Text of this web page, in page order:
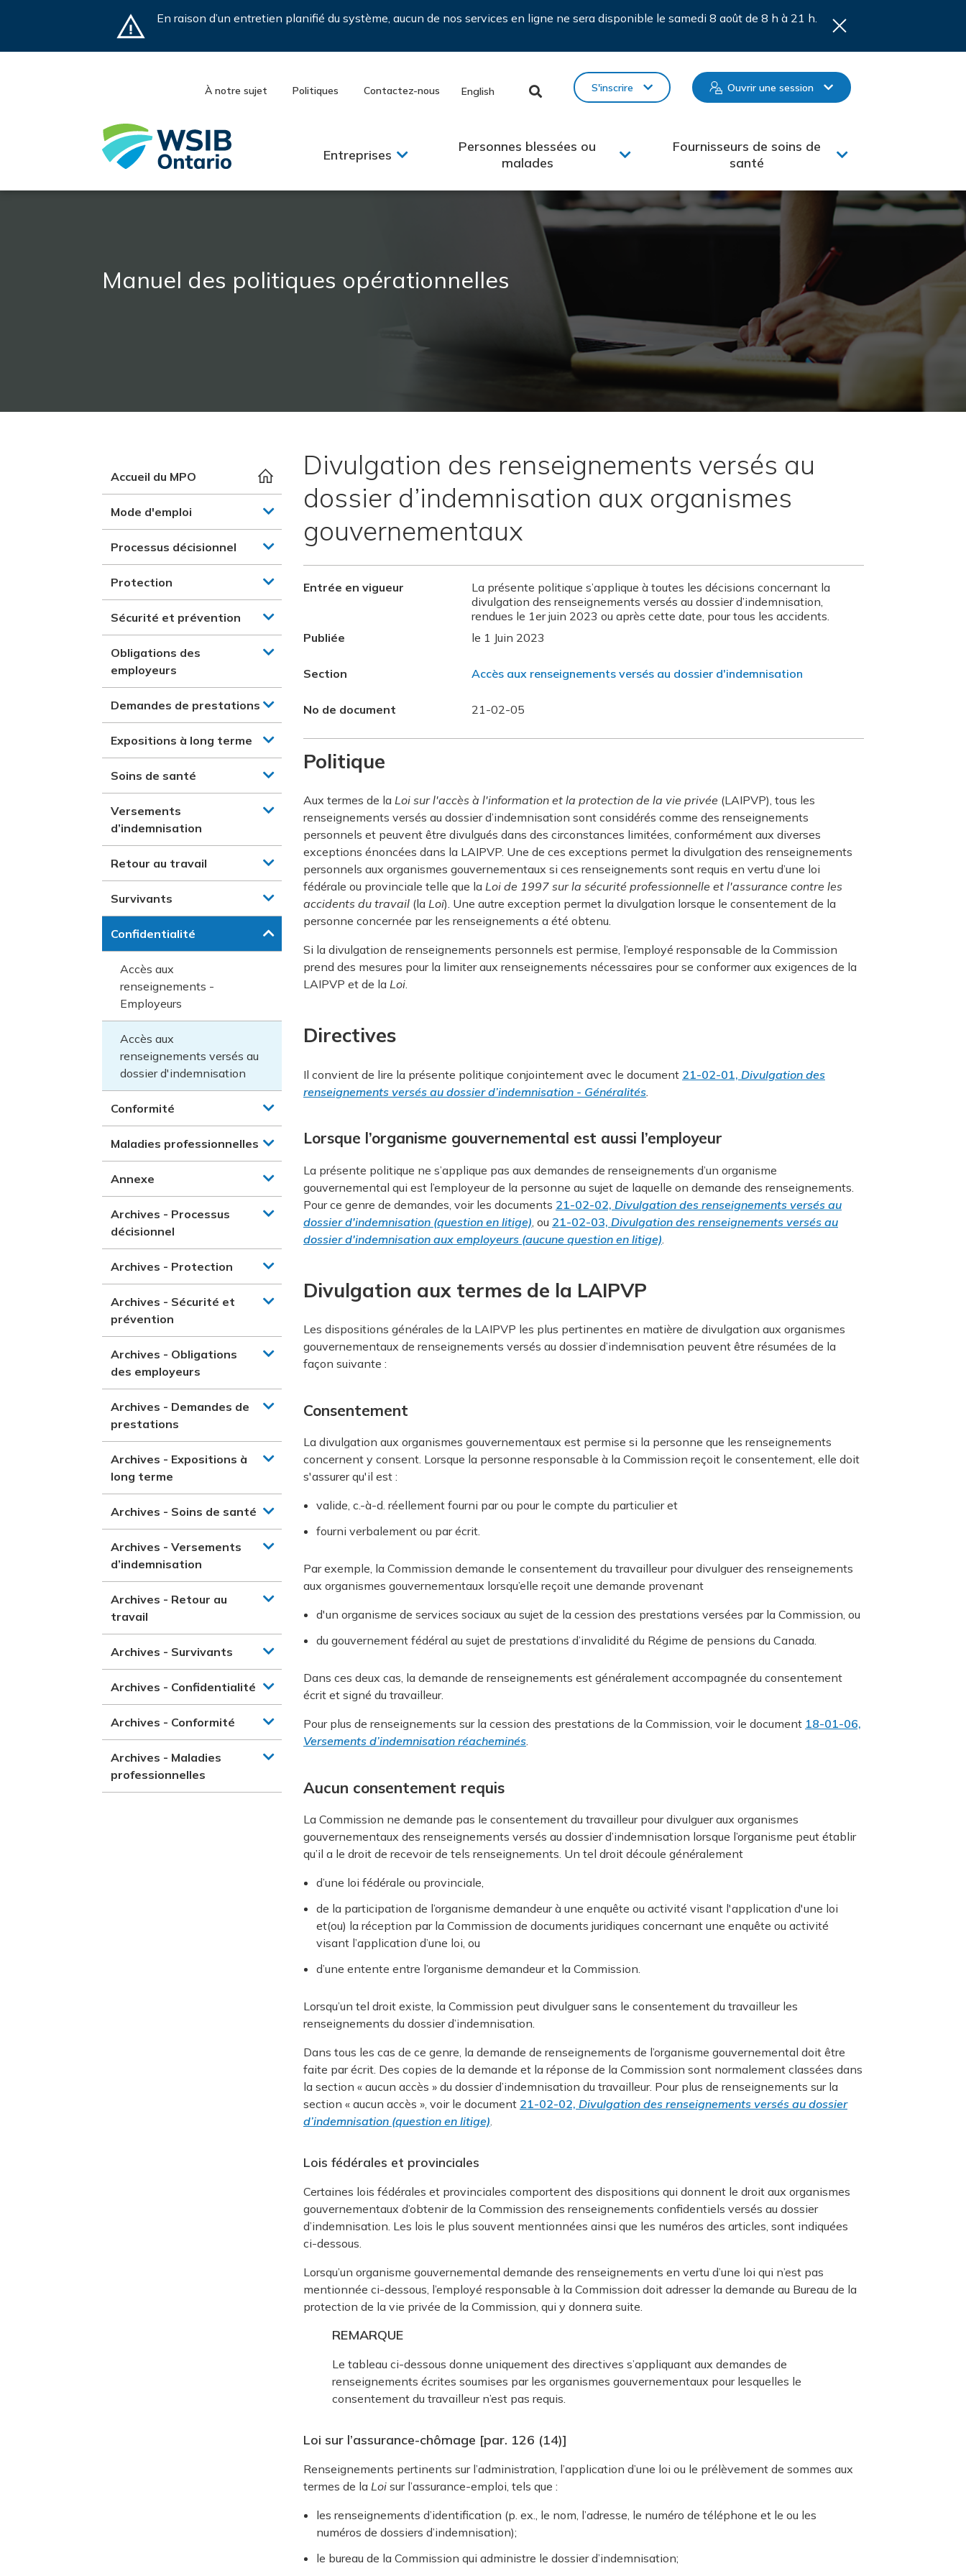
content
En raison d’un entretien planifié du système, aucun de nos services en ligne ne sera disponible le samedi 8 août de 8 h à 21 h.
À notre sujet Politiques Contactez-nous English S'inscrire Ouvrir une session
Entreprises
Personnes blessées ou
malades
Fournisseurs de soins de
santé
Manuel des politiques opérationnelles
Accueil du MPO
Mode d'emploi
Processus décisionnel
Protection
Sécurité et prévention
Obligations des
employeurs
Demandes de prestations
Expositions à long terme
Soins de santé
Versements
d’indemnisation
Retour au travail
Survivants
Confidentialité
Accès aux
renseignements -
Employeurs
Accès aux
renseignements versés au
dossier d'indemnisation
Conformité
Maladies professionnelles
Annexe
Archives - Processus
décisionnel
Archives - Protection
Archives - Sécurité et
prévention
Archives - Obligations
des employeurs
Archives - Demandes de
prestations
Archives - Expositions à
long terme
Archives - Soins de santé
Archives - Versements
d’indemnisation
Archives - Retour au
travail
Archives - Survivants
Archives - Confidentialité
Archives - Conformité
Archives - Maladies
professionnelles
Divulgation des renseignements versés au
dossier d’indemnisation aux organismes
gouvernementaux
Entrée en vigueur
La présente politique s’applique à toutes les décisions concernant la
divulgation des renseignements versés au dossier d’indemnisation,
rendues le 1er juin 2023 ou après cette date, pour tous les accidents.
Publiée
le 1 Juin 2023
Section Accès aux renseignements versés au dossier d'indemnisation
No de document 21-02-05
Politique
Aux termes de la Loi sur l'accès à l'information et la protection de la vie privée (LAIPVP), tous les
renseignements versés au dossier d’indemnisation sont considérés comme des renseignements
personnels et peuvent être divulgués dans des circonstances limitées, conformément aux diverses
exceptions énoncées dans la LAIPVP. Une de ces exceptions permet la divulgation des renseignements
personnels aux organismes gouvernementaux si ces renseignements sont requis en vertu d’une loi
fédérale ou provinciale telle que la Loi de 1997 sur la sécurité professionnelle et l'assurance contre les
accidents du travail (la Loi). Une autre exception permet la divulgation lorsque le consentement de la
personne concernée par les renseignements a été obtenu.
Si la divulgation de renseignements personnels est permise, l’employé responsable de la Commission
prend des mesures pour la limiter aux renseignements nécessaires pour se conformer aux exigences de la
LAIPVP et de la Loi.
Directives
Il convient de lire la présente politique conjointement avec le document 21-02-01, Divulgation des
renseignements versés au dossier d’indemnisation - Généralités
Lorsque l’organisme gouvernemental est aussi l’employeur
La présente politique ne s’applique pas aux demandes de renseignements d’un organisme
gouvernemental qui est l’employeur de la personne au sujet de laquelle on demande des renseignements.
Pour ce genre de demandes, voir les documents 21-02-02, Divulgation des renseignements versés au
dossier d'indemnisation (question en litige) , ou 21-02-03, Divulgation des renseignements versés au
dossier d'indemnisation aux employeurs (aucune question en litige)
Divulgation aux termes de la LAIPVP
Les dispositions générales de la LAIPVP les plus pertinentes en matière de divulgation aux organismes
gouvernementaux de renseignements versés au dossier d’indemnisation peuvent être résumées de la
façon suivante :
Consentement
La divulgation aux organismes gouvernementaux est permise si la personne que les renseignements
concernent y consent. Lorsque la personne responsable à la Commission reçoit le consentement, elle doit
s'assurer qu'il est :
valide, c.-à-d. réellement fourni par ou pour le compte du particulier et
fourni verbalement ou par écrit.
Par exemple, la Commission demande le consentement du travailleur pour divulguer des renseignements
aux organismes gouvernementaux lorsqu’elle reçoit une demande provenant
d'un organisme de services sociaux au sujet de la cession des prestations versées par la Commission, ou
du gouvernement fédéral au sujet de prestations d’invalidité du Régime de pensions du Canada.
Dans ces deux cas, la demande de renseignements est généralement accompagnée du consentement
écrit et signé du travailleur.
Pour plus de renseignements sur la cession des prestations de la Commission, voir le document 18-01-06,
Versements d’indemnisation réacheminés.
Aucun consentement requis
La Commission ne demande pas le consentement du travailleur pour divulguer aux organismes
gouvernementaux des renseignements versés au dossier d’indemnisation lorsque l’organisme peut établir
qu’il a le droit de recevoir de tels renseignements. Un tel droit découle généralement
d’une loi fédérale ou provinciale,
de la participation de l’organisme demandeur à une enquête ou activité visant l'application d'une loi
et(ou) la réception par la Commission de documents juridiques concernant une enquête ou activité
visant l’application d’une loi, ou
d’une entente entre l’organisme demandeur et la Commission.
Lorsqu’un tel droit existe, la Commission peut divulguer sans le consentement du travailleur les
renseignements du dossier d’indemnisation.
Dans tous les cas de ce genre, la demande de renseignements de l’organisme gouvernemental doit être
faite par écrit. Des copies de la demande et la réponse de la Commission sont normalement classées dans
la section « aucun accès » du dossier d’indemnisation du travailleur. Pour plus de renseignements sur la
section « aucun accès », voir le document 21-02-02, Divulgation des renseignements versés au dossier
d’indemnisation (question en litige).
Lois fédérales et provinciales
Certaines lois fédérales et provinciales comportent des dispositions qui donnent le droit aux organismes
gouvernementaux d’obtenir de la Commission des renseignements confidentiels versés au dossier
d’indemnisation. Les lois le plus souvent mentionnées ainsi que les numéros des articles, sont indiquées
ci-dessous.
Lorsqu’un organisme gouvernemental demande des renseignements en vertu d’une loi qui n’est pas
mentionnée ci-dessous, l’employé responsable à la Commission doit adresser la demande au Bureau de la
protection de la vie privée de la Commission, qui y donnera suite.
REMARQUE
Le tableau ci-dessous donne uniquement des directives s’appliquant aux demandes de
renseignements écrites soumises par les organismes gouvernementaux pour lesquelles le
consentement du travailleur n’est pas requis.
Loi sur l’assurance-chômage [par. 126 (14)]
Renseignements pertinents sur l’administration, l’application d’une loi ou le prélèvement de sommes aux
termes de la Loi sur l’assurance-emploi, tels que :
les renseignements d’identification (p. ex., le nom, l’adresse, le numéro de téléphone et le ou les
numéros de dossiers d’indemnisation);
le bureau de la Commission qui administre le dossier d’indemnisation;